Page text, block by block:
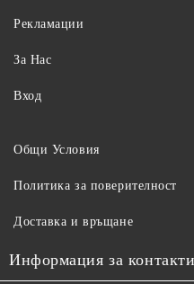
Рекламации
За Нас
Вход
Общи Условия
Политика за поверителност
Доставка и връщане
Информация за